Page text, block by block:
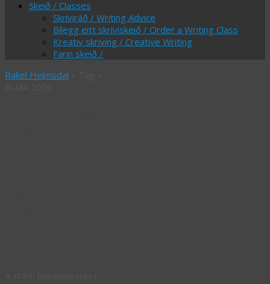
Skeið / Classes
Skriviráð / Writing Advice
Bílegg eitt skriviskeið / Order a Writing Class
Kreativ skriving / Creative Writing
Farin skeið /
Rakel Helmsdal